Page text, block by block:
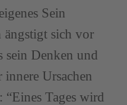
Sein
ängstigt sich vor
sein Denken und
Ursachen
“Eines Tages wird